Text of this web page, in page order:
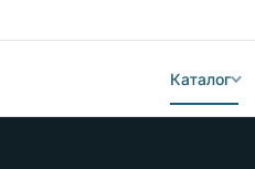
Каталог